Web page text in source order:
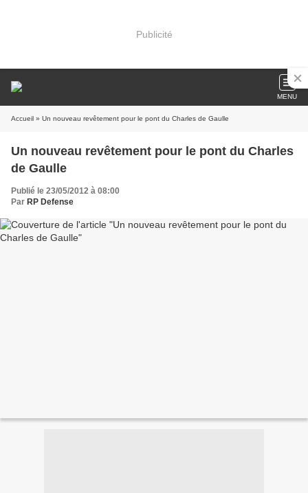
Publicité
MENU
Accueil » Un nouveau revêtement pour le pont du Charles de Gaulle
Un nouveau revêtement pour le pont du Charles
de Gaulle
Publié le 23/05/2012 à 08:00
Par RP Defense